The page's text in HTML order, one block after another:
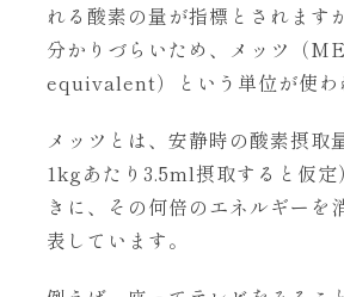
れる酸素の量が指標とされます
分かりづらいため、メッツ（
equivalent）という単位が使わ
メッツとは、安静時の酸素摂取
1kgあたり3.5ml摂取すると仮定
きに、その何倍のエネルギーを
表しています。